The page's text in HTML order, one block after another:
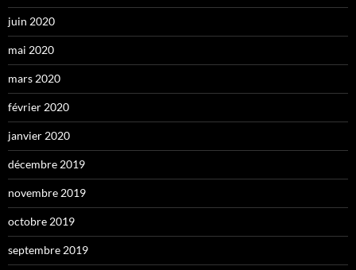
juin 2020
mai 2020
mars 2020
février 2020
janvier 2020
décembre 2019
novembre 2019
octobre 2019
septembre 2019